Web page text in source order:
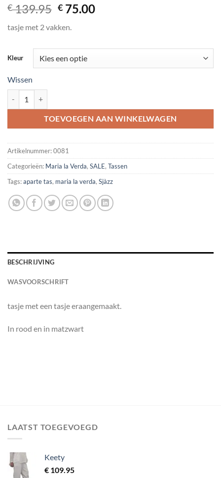
€139.95 Oorspronkelijke
was:
€ 75.00Huidige
tasje met 2 vakken.
Kleur
Wissen
TOEVOEGEN AAN WINKELWAGEN
Artikelnummer:0081
Categorieën: Maria la Verda, SALE, Tassen
Tags:aparte tas, maria la verda, Sjàzz
BESCHRIJVING
WASVOORSCHRIFT
tasje met een tasje eraangemaakt.
In rood en in matzwart
LAATST TOEGEVOEGD
Keety
€ 109.95